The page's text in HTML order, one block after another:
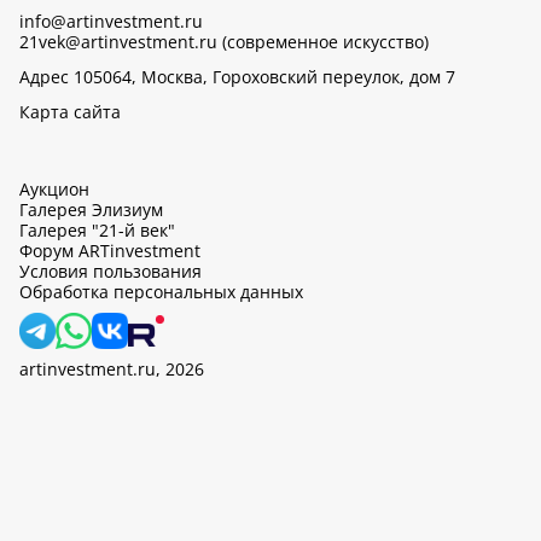
info@artinvestment.ru
21vek@artinvestment.ru (современное искусство)
Адрес 105064, Москва, Гороховский переулок, дом 7
Карта сайта
Аукцион
Галерея Элизиум
Галерея "21-й век"
Форум ARTinvestment
Условия пользования
Обработка персональных данных
artinvestment.ru, 2026